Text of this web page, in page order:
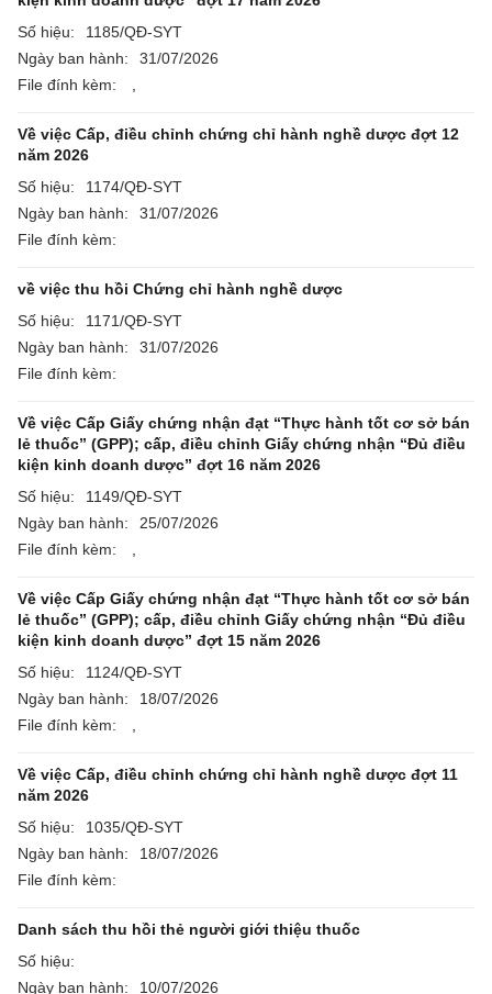
Số hiệu:
1185/QĐ-SYT
Ngày ban hành:
31/07/2026
File đính kèm:
Về việc Cấp, điều chỉnh chứng chỉ hành nghề dược đợt 12
năm 2026
Số hiệu:
1174/QĐ-SYT
Ngày ban hành:
31/07/2026
File đính kèm:
về việc thu hồi Chứng chỉ hành nghề dược
Số hiệu:
1171/QĐ-SYT
Ngày ban hành:
31/07/2026
File đính kèm:
Về việc Cấp Giấy chứng nhận đạt “Thực hành tốt cơ sở bán
lẻ thuốc” (GPP); cấp, điều chỉnh Giấy chứng nhận “Đủ điều
kiện kinh doanh dược” đợt 16 năm 2026
Số hiệu:
1149/QĐ-SYT
Ngày ban hành:
25/07/2026
File đính kèm:
Về việc Cấp Giấy chứng nhận đạt “Thực hành tốt cơ sở bán
lẻ thuốc” (GPP); cấp, điều chỉnh Giấy chứng nhận “Đủ điều
kiện kinh doanh dược” đợt 15 năm 2026
Số hiệu:
1124/QĐ-SYT
Ngày ban hành:
18/07/2026
File đính kèm:
Về việc Cấp, điều chỉnh chứng chỉ hành nghề dược đợt 11
năm 2026
Số hiệu:
1035/QĐ-SYT
Ngày ban hành:
18/07/2026
File đính kèm:
Danh sách thu hồi thẻ người giới thiệu thuốc
Số hiệu:
Ngày ban hành:
10/07/2026